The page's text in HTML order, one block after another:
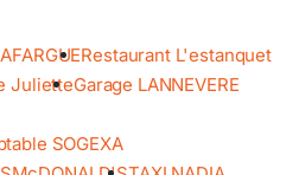
Restaurant L'estanquet
JulietteGarage LANNEVERE
SOGEXA